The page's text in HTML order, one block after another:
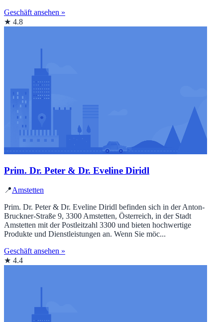
Geschäft ansehen »
★ 4.8
Prim. Dr. Peter & Dr. Eveline Diridl
📍Amstetten
Prim. Dr. Peter & Dr. Eveline Diridl befinden sich in der Anton-
Bruckner-Straße 9, 3300 Amstetten, Österreich, in der Stadt
Amstetten mit der Postleitzahl 3300 und bieten hochwertige
Produkte und Dienstleistungen an. Wenn Sie möc...
Geschäft ansehen »
★ 4.4